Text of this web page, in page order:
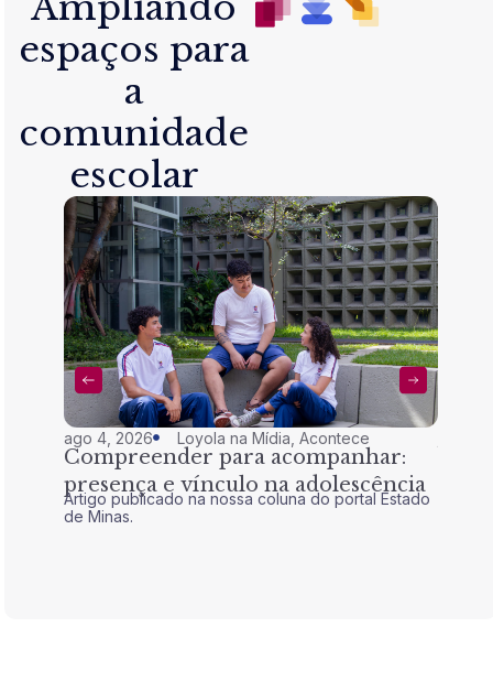
espaços para
a
comunidade
escolar
ago 4, 2026 Loyola na Mídia ,Acontece
Compreender para acompanhar:
presença e vínculo na adolescência
Artigo publicado na nossa coluna do portal Estado
de Minas.